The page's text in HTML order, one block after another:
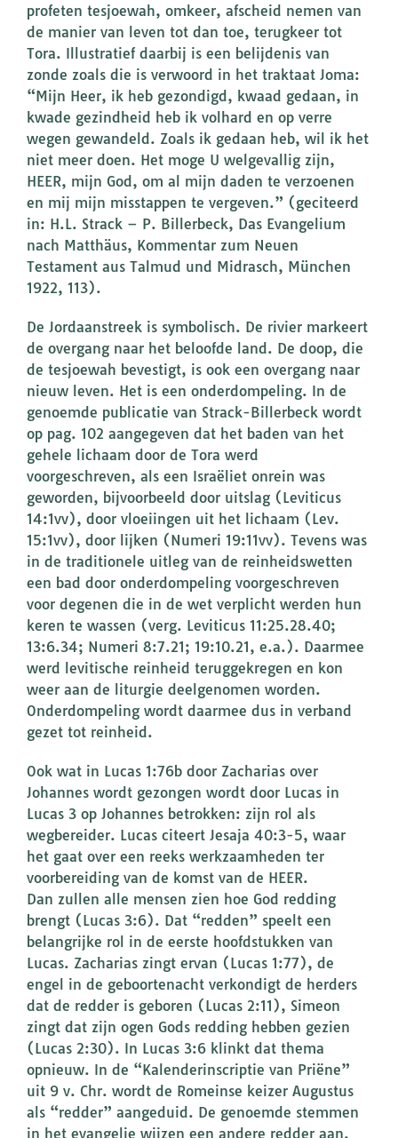
profeten tesjoewah, omkeer, afscheid nemen van
de manier van leven tot dan toe, terugkeer tot
Tora. Illustratief daarbij is een belijdenis van
zonde zoals die is verwoord in het traktaat Joma:
“Mijn Heer, ik heb gezondigd, kwaad gedaan, in
kwade gezindheid heb ik volhard en op verre
wegen gewandeld. Zoals ik gedaan heb, wil ik het
niet meer doen. Het moge U welgevallig zijn,
HEER, mijn God, om al mijn daden te verzoenen
en mij mijn misstappen te vergeven.” (geciteerd
in: H.L. Strack – P. Billerbeck, Das Evangelium
nach Matthäus, Kommentar zum Neuen
Testament aus Talmud und Midrasch, München
1922, 113).
De Jordaanstreek is symbolisch. De rivier markeert
de overgang naar het beloofde land. De doop, die
de tesjoewah bevestigt, is ook een overgang naar
nieuw leven. Het is een onderdompeling. In de
genoemde publicatie van Strack-Billerbeck wordt
op pag. 102 aangegeven dat het baden van het
gehele lichaam door de Tora werd
voorgeschreven, als een Israëliet onrein was
geworden, bijvoorbeeld door uitslag (Leviticus
14:1vv), door vloeiingen uit het lichaam (Lev.
15:1vv), door lijken (Numeri 19:11vv). Tevens was
in de traditionele uitleg van de reinheidswetten
een bad door onderdompeling voorgeschreven
voor degenen die in de wet verplicht werden hun
keren te wassen (verg. Leviticus 11:25.28.40;
13:6.34; Numeri 8:7.21; 19:10.21, e.a.). Daarmee
werd levitische reinheid teruggekregen en kon
weer aan de liturgie deelgenomen worden.
Onderdompeling wordt daarmee dus in verband
gezet tot reinheid.
Ook wat in Lucas 1:76b door Zacharias over
Johannes wordt gezongen wordt door Lucas in
Lucas 3 op Johannes betrokken: zijn rol als
wegbereider. Lucas citeert Jesaja 40:3-5, waar
het gaat over een reeks werkzaamheden ter
voorbereiding van de komst van de HEER.
Dan zullen alle mensen zien hoe God redding
brengt (Lucas 3:6). Dat “redden” speelt een
belangrijke rol in de eerste hoofdstukken van
Lucas. Zacharias zingt ervan (Lucas 1:77), de
engel in de geboortenacht verkondigt de herders
dat de redder is geboren (Lucas 2:11), Simeon
zingt dat zijn ogen Gods redding hebben gezien
(Lucas 2:30). In Lucas 3:6 klinkt dat thema
opnieuw. In de “Kalenderinscriptie van Priëne”
uit 9 v. Chr. wordt de Romeinse keizer Augustus
als “redder” aangeduid. De genoemde stemmen
in het evangelie wijzen een andere redder aan.